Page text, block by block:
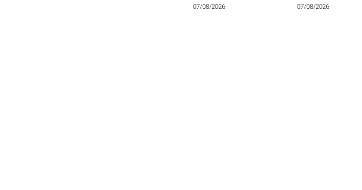
07/08/2026
Paz por San
07/08/2026